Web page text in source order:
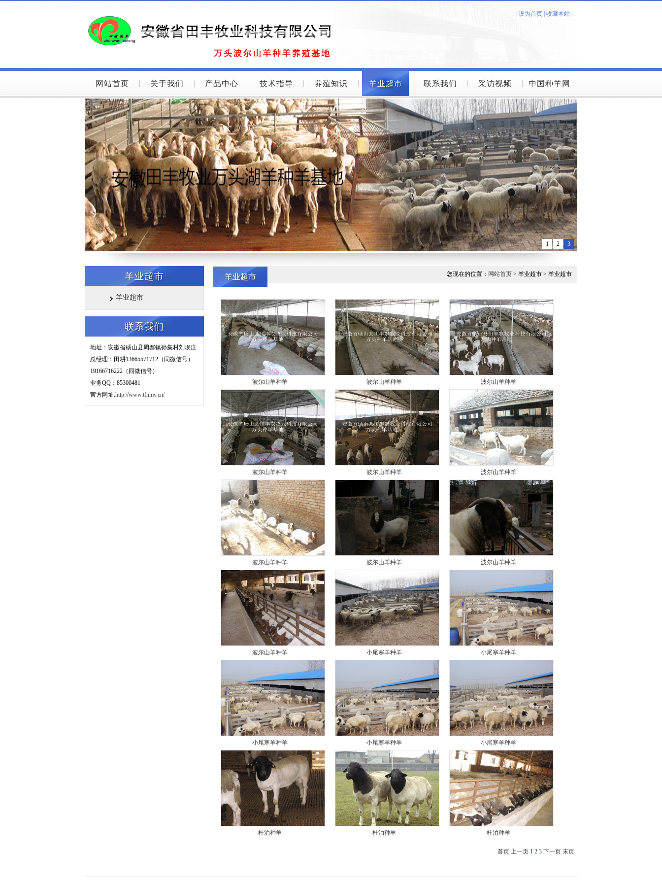
设为首页 收藏本站
网站首页 关于我们 产品中心 技术指导 养殖知识 羊业超市 联系我们 采访视频 中国种羊网
1 2 3
羊业超市
羊业超市
联系我们
地址：安徽省砀山县周寨镇孙集村刘坝庄
总经理：田耕13665571712（同微信号）
19166716222（同微信号）
业务QQ：85300481
官方网址:http://www.tfnmy.cn/
羊业超市 您现在的位置： 网站首页 > 羊业超市 > 羊业超市
波尔山羊种羊 波尔山羊种羊 波尔山羊种羊
波尔山羊种羊 波尔山羊种羊 波尔山羊种羊
波尔山羊种羊 波尔山羊种羊 波尔山羊种羊
波尔山羊种羊 小尾寒羊种羊 小尾寒羊种羊
小尾寒羊种羊 小尾寒羊种羊 小尾寒羊种羊
杜泊种羊 杜泊种羊 杜泊种羊
首页 上一页 1 2 3 下一页 末页